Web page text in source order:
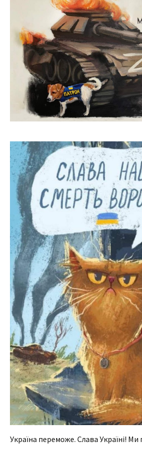
Україна переможе. Слава Україні!